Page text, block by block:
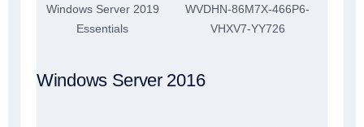
Windows Server 2019
Essentials
WVDHN-86M7X-466P6-
VHXV7-YY726
Windows Server 2016